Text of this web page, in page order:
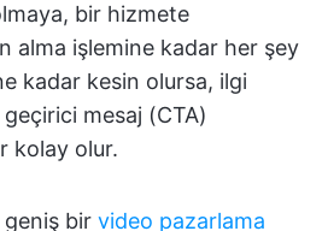
bir hizmete
alma işlemine kadar her şey
kadar kesin olursa, ilgi
mesaj (CTA)
kolay olur.
geniş bir video pazarlama